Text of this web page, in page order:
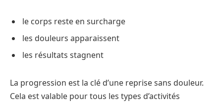
le corps reste en surcharge
les douleurs apparaissent
les résultats stagnent
La progression est la clé d’une reprise sans douleur.
Cela est valable pour tous les types d’activités